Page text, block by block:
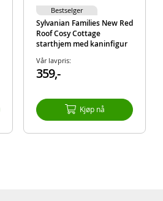
Sylvanian Families New Red
Roof Cosy Cottage
starthjem med kaninfigur
Vår lavpris:
359,-
Kjøp nå
Bestselger